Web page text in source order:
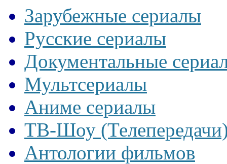
Зарубежные сериалы
Русские сериалы
Документальные
Мультсериалы
Аниме сериалы
ТВ-Шоу
Антологии фильмов